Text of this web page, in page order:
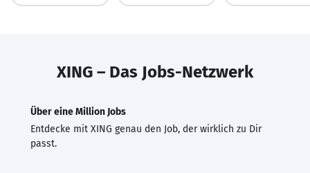
XING – Das Jobs-Netzwerk
Über eine Million Jobs
Entdecke mit XING genau den Job, der wirklich zu Dir
passt.